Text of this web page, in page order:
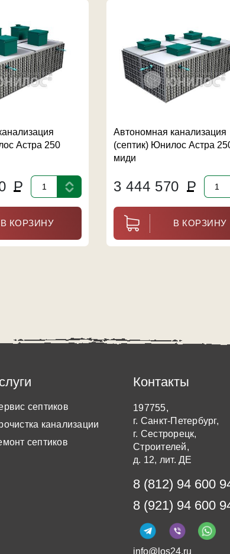
Астра 250
Р
В КОРЗИНУ
Автономная канализация
(септик) Юнилос Астра
миди
3 444 570 Р
В КОРЗИНУ
септиков
канализации
септиков
Контакты
197755,
г. Санкт-Петербург,
г. Сестрорецк,
Строителей,
д. 12, лит. ДЕ
8 (812) 94 600
8 (921) 94 600
info@los24.ru